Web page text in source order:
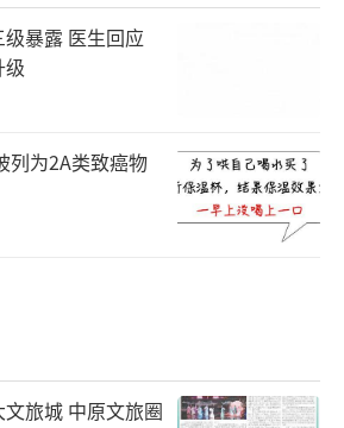
暴露 医生回应
级
列为2A类致癌物
旅城 中原文旅圈